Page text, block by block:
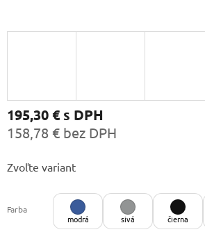
195,30 €s DPH
158,78 € bez DPH
cena:
Zvoľte variant
Farba
modrá
sivá čierna